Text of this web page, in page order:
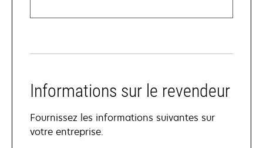
Informations sur le revendeur
Fournissez les informations suivantes sur
votre entreprise.